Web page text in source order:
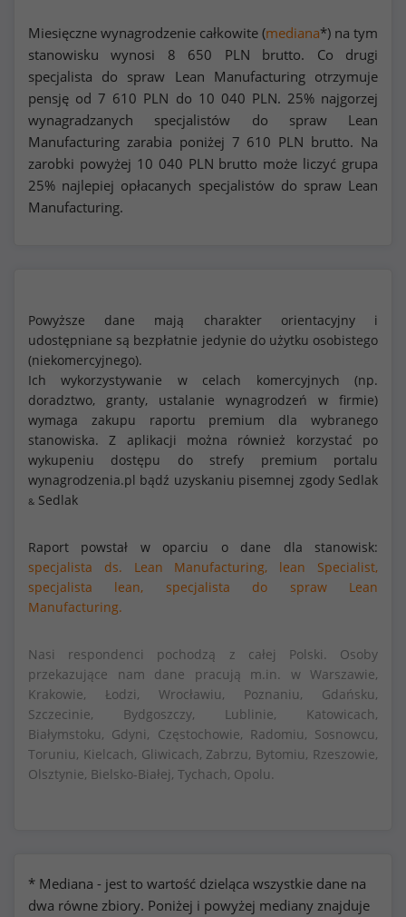
Miesięczne wynagrodzenie całkowite (mediana*) na tym
stanowisku wynosi 8 650 PLN brutto. Co drugi
specjalista do spraw Lean Manufacturing otrzymuje
pensję od7 610 PLN do 10 040 PLN. 25% najgorzej
wynagradzanych specjalistów do spraw Lean
Manufacturing zarabia poniżej 7 610 PLN brutto. Na
zarobki powyżej 10 040 PLN brutto może liczyć grupa
25% najlepiej opłacanych specjalistów do spraw Lean
Manufacturing.
Powyższe dane mają charakter orientacyjny i
udostępniane są bezpłatnie jedynie do użytku osobistego
(niekomercyjnego).
Ich wykorzystywanie w celach komercyjnych (np.
doradztwo, granty, ustalanie wynagrodzeń w firmie)
wymaga zakupu raportu premium dla wybranego
stanowiska. Z aplikacji można również korzystać po
wykupeniu dostępu do strefy premium portalu
wynagrodzenia.pl bądź uzyskaniu pisemnej zgody Sedlak
& Sedlak
Raport powstał w oparciu o dane dla stanowisk:
specjalista ds. Lean Manufacturing,
lean Specialist,
specjalista lean,
specjalista do spraw Lean
Manufacturing.
Nasi respondenci pochodzą z całej Polski. Osoby
przekazujące nam dane pracują m.in. w Warszawie,
Krakowie, Łodzi, Wrocławiu, Poznaniu, Gdańsku,
Szczecinie, Bydgoszczy, Lublinie, Katowicach,
Białymstoku, Gdyni, Częstochowie, Radomiu, Sosnowcu,
Toruniu, Kielcach, Gliwicach, Zabrzu, Bytomiu, Rzeszowie,
Olsztynie, Bielsko-Białej, Tychach, Opolu.
* Mediana - jest to wartość dzieląca wszystkie dane na
dwa równe zbiory. Poniżej i powyżej mediany znajduje